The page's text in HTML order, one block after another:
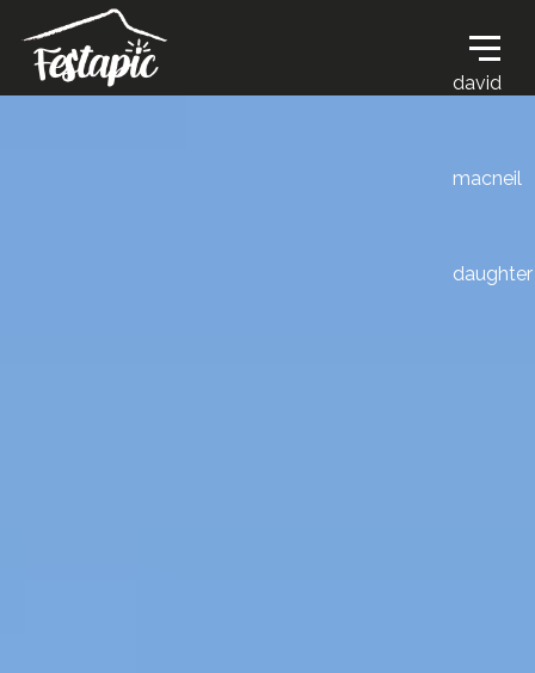
david
macneil
daughter